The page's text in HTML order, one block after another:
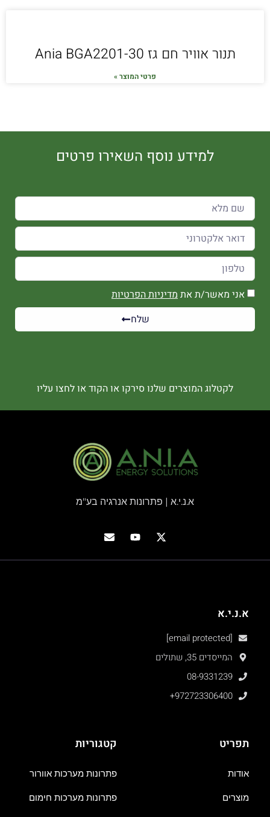
תנור אוויר חם גז Ania BGA2201-30
פרטי המוצר »
למידע נוסף השאירו פרטים
אני מאשר/ת את מדיניות הפרטיות
שלח
לקטלוג המוצרים שלנו סירקו או הקוד או לחצו עליו
א.נ.י.א | פתרונות אנרגיה בע"מ
א.נ.י.א
[email protected]
המייסדים 35, שתולים
08-9331239
+972723306400
תפריט
אודות
מוצרים
קטגוריות
פתרונות מערכות אוורור
פתרונות מערכות חימום